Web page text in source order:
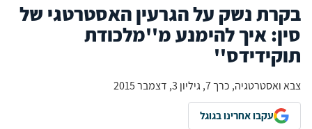
בקרת נשק על הגרעין האסטרטגי של
סין: איך להימנע מ''מלכודת
תוקידידס''
צבא ואסטרטגיה, כרך 7, גיליון 3, דצמבר 2015
עקבו אחרינו בגוגל